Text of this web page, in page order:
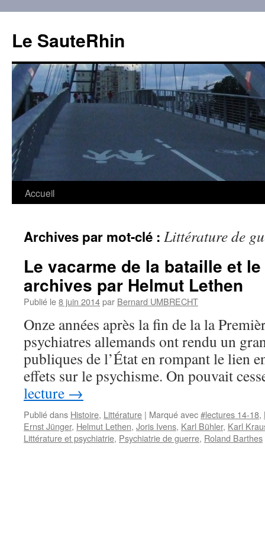
contenu
Le SauteRhin
Accueil
Archives par mot-clé : Littérature de
Le vacarme de la bataille et
archives par Helmut Lethen
Publié le8 juin 2014par Bernard UMBRECHT
Onze années après la fin de la la
psychiatres allemands ont rendu un
publiques de l’État en rompant le lien
effets sur le psychisme. On pouvait
lecture →
Publié dans Histoire, Littérature | Marqué avec#lectures 14-18,
Ernst Jünger, Helmut Lethen, Joris Ivens, Karl Bühler, Karl
Littérature et psychiatrie, Psychiatrie de guerre, Roland Barthes